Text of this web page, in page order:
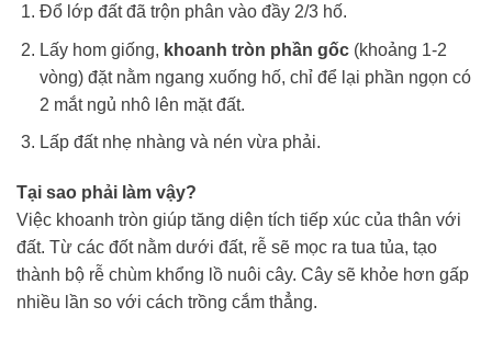
Đổ lớp đất đã trộn phân vào đầy 2/3 hố.
Lấy hom giống, khoanh tròn phần gốc(khoảng 1-2
vòng) đặt nằm ngang xuống hố, chỉ để lại phần ngọn có
2 mắt ngủ nhô lên mặt đất.
Lấp đất nhẹ nhàng và nén vừa phải.
Tại sao phải làm vậy?
Việc khoanh tròn giúp tăng diện tích tiếp xúc của thân với
đất. Từ các đốt nằm dưới đất, rễ sẽ mọc ra tua tủa, tạo
thành bộ rễ chùm khổng lồ nuôi cây. Cây sẽ khỏe hơn gấp
nhiều lần so với cách trồng cắm thẳng.